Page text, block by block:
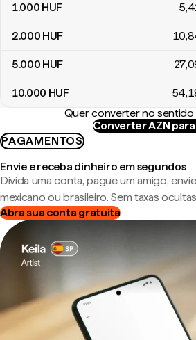
1.000 HUF 5
2.000 HUF 10
5.000 HUF 27
10.000 HUF 54
Quer converter no
Converter AZN para
PAGAMENTOS
Envie e receba dinheiro em segundos
Divida uma conta, pague um amigo,
mexicano ou brasileiro. Sem taxas
Abra sua conta gratuita